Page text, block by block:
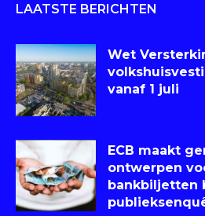
LAATSTE BERICHTEN
Wet
vanaf 1 juli
ECB maakt
ontwerpen
bankbiljetten